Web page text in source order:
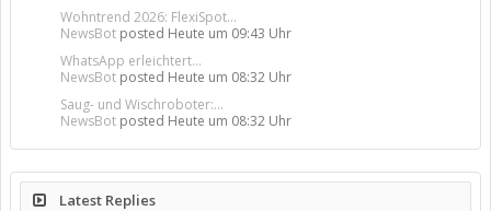
Wohntrend 2026: FlexiSpot...
NewsBot posted Heute um 09:43 Uhr
WhatsApp erleichtert...
NewsBot posted Heute um 08:32 Uhr
Saug- und Wischroboter:...
NewsBot posted Heute um 08:32 Uhr
Latest Replies